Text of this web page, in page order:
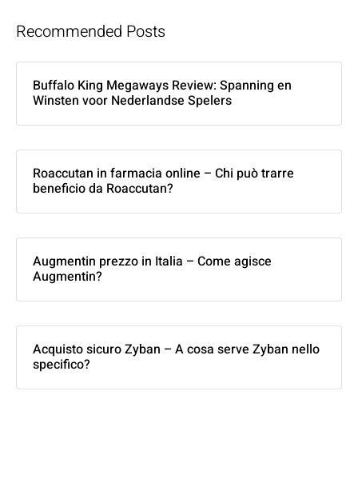
Recommended Posts
Buffalo King Megaways Review: Spanning en
Winsten voor Nederlandse Spelers
Roaccutan in farmacia online – Chi può trarre
beneficio da Roaccutan?
Augmentin prezzo in Italia – Come agisce
Augmentin?
Acquisto sicuro Zyban – A cosa serve Zyban nello
specifico?